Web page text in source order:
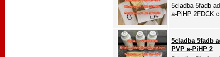
5cladba 5fadb
a-PiHP 2FDCK
5cladba 5fadb
PVP a-PiHP 2